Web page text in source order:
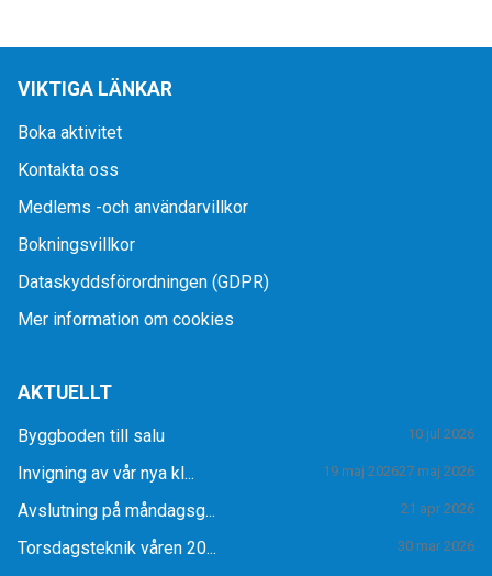
VIKTIGA LÄNKAR
Boka aktivitet
Kontakta oss
Medlems -och användarvillkor
Bokningsvillkor
Dataskyddsförordningen (GDPR)
Mer information om cookies
AKTUELLT
Byggboden till salu 10 jul 2026
27 maj 2026
Invigning av vår nya kl... 19 maj 2026
Avslutning på måndagsg... 21 apr 2026
Torsdagsteknik våren 20... 30 mar 2026